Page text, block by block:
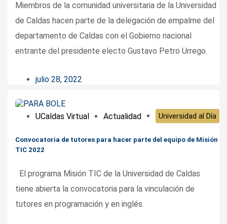
Miembros de la comunidad universitaria de la Universidad
de Caldas hacen parte de la delegación de empalme del
departamento de Caldas con el Gobierno nacional
entrante del presidente electo Gustavo Petro Urrego.
julio 28, 2022
UCaldas Virtual Actualidad Universidad al Día
Convocatoria de tutores para hacer parte del equipo de Misión
TIC 2022
El programa Misión TIC de la Universidad de Caldas
tiene abierta la convocatoria para la vinculación de
tutores en programación y en inglés.